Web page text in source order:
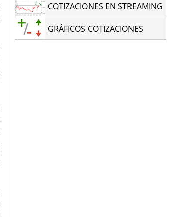
COTIZACIONES EN STREAMING
GRÁFICOS COTIZACIONES